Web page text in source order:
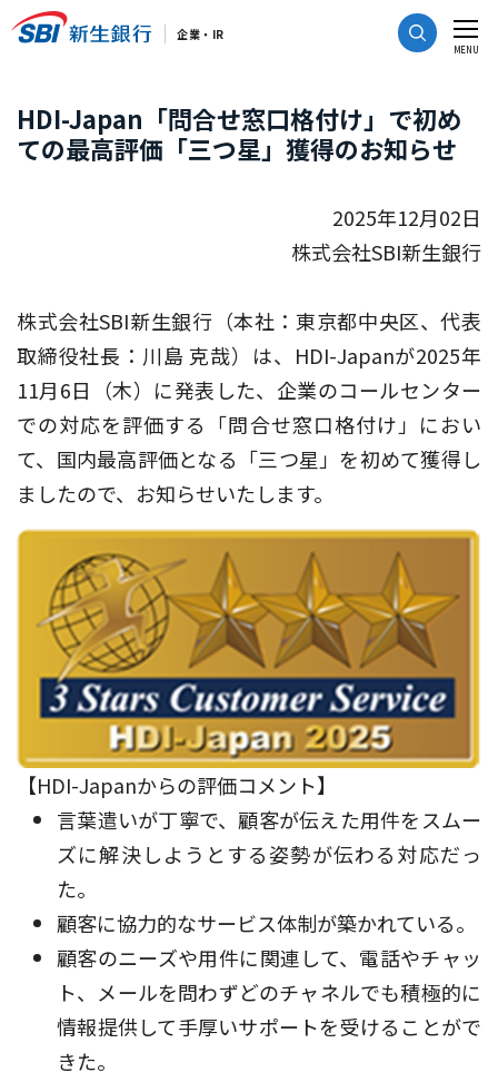
CLOSE
MENU
HDI-Japan「問合せ窓口格付け」で初め
ての最高評価「三つ星」獲得のお知らせ
2025年12月02日
株式会社SBI新生銀行
株式会社SBI新生銀行（本社：東京都中央区、代表
取締役社長：川島 克哉）は、HDI-Japanが2025年
11月6日（木）に発表した、企業のコールセンター
での対応を評価する「問合せ窓口格付け」におい
て、国内最高評価となる「三つ星」を初めて獲得し
ましたので、お知らせいたします。
【HDI-Japanからの評価コメント】
言葉遣いが丁寧で、顧客が伝えた用件をスムー
ズに解決しようとする姿勢が伝わる対応だっ
た。
顧客に協力的なサービス体制が築かれている。
顧客のニーズや用件に関連して、電話やチャッ
ト、メールを問わずどのチャネルでも積極的に
情報提供して手厚いサポートを受けることがで
きた。
企業・IR